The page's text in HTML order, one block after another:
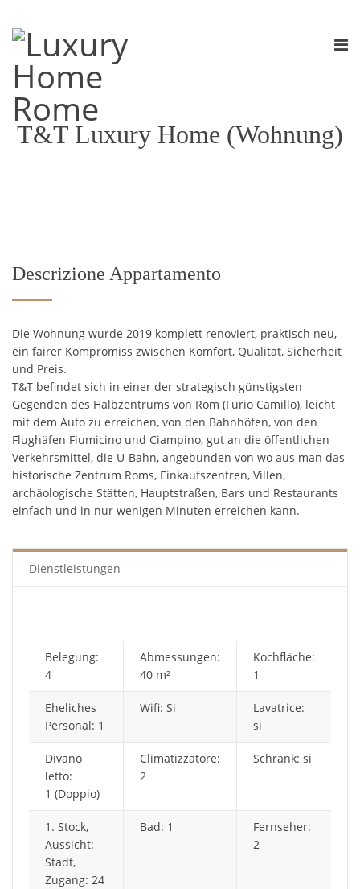
T&T Luxury Home (Wohnung)
Descrizione Appartamento
Die Wohnung wurde 2019 komplett renoviert, praktisch neu,
ein fairer Kompromiss zwischen Komfort, Qualität, Sicherheit
und Preis.
T&T befindet sich in einer der strategisch günstigsten
Gegenden des Halbzentrums von Rom (Furio Camillo), leicht
mit dem Auto zu erreichen, von den Bahnhöfen, von den
Flughäfen Fiumicino und Ciampino, gut an die öffentlichen
Verkehrsmittel, die U-Bahn, angebunden von wo aus man das
historische Zentrum Roms, Einkaufszentren, Villen,
archäologische Stätten, Hauptstraßen, Bars und Restaurants
einfach und in nur wenigen Minuten erreichen kann.
Dienstleistungen
Belegung:
4
Abmessungen:
40 m²
Kochfläche:
1
Eheliches
Personal: 1
Wifi: Si
Lavatrice:
si
Divano
letto:
1 (Doppio)
Climatizzatore:
2
Schrank: si
1. Stock,
Aussicht:
Stadt,
Zugang: 24
Bad: 1
Fernseher:
2